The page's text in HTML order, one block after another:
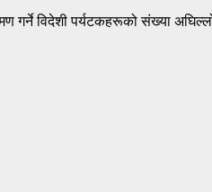
विदेशी पर्यटकहरूको संख्या